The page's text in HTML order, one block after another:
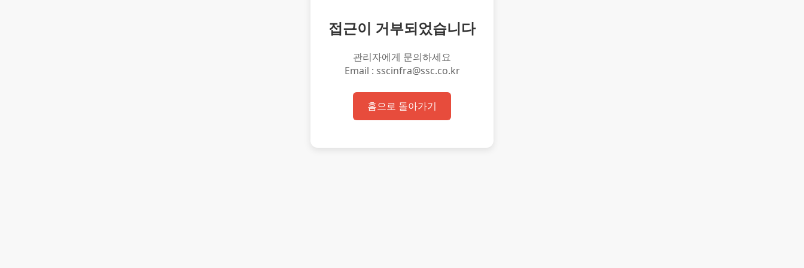
접근이 거부되었습니다
관리자에게 문의하세요
Email : sscinfra@ssc.co.kr
홈으로 돌아가기